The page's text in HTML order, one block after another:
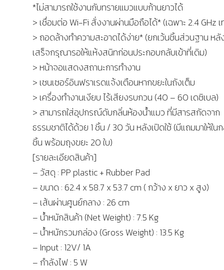
*ไม่สามารถใช้งานกับทรายแมวแบบก้านยาวได้
> เชื่อมต่อ Wi-Fi สั่งงานผ่านมือถือได้* (เฉพาะ 2.4 GHz
> ถอดล้างทำความสะอาดได้ง่าย* (ยกเว้นชิ้นส่วนฐาน หลั
เสร็จกรุณารอให้แห้งสนิทก่อนประกอบกลับเข้าที่เดิม)
> หน้าจอแสดงสถานะการทำงาน
> เซนเซอร์อินฟราเรดแจ้งเตือนหากขยะในถังเต็ม
> เครื่องทำงานเงียบ ไร้เสียงรบกวน (40 – 60 เดซิเบล)
> สามารถใส่อุปกรณ์ดับกลิ่นห้องน้ำแมว ที่มีสารสกัดจาก
ธรรมชาติได้ด้วย 1 ชิ้น / 30 วัน หลังเปิดใช้ (มีแถมมาให้ใน
ชิ้น พร้อมถุงขยะ 20 ใบ)
[รายละเอียดสินค้า]
– วัสดุ : PP plastic + Rubber Pad
– ขนาด : 62.4 x 58.7 x 53.7 cm ( กว้าง x ยาว x สูง)
– เส้นผ่านศูนย์กลาง : 26 cm
– น้ำหนักสินค้า (Net Weight) : 7.5 Kg
– น้ำหนักรวมกล่อง (Gross Weight) : 13.5 Kg
– Input : 12V/ 1A
– กำลังไฟ : 5 W